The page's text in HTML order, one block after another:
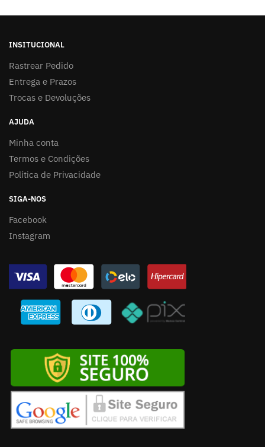
INSITUCIONAL
Rastrear Pedido
Entrega e Prazos
Trocas e Devoluções
AJUDA
Minha conta
Termos e Condições
Política de Privacidade
SIGA-NOS
Facebook
Instagram